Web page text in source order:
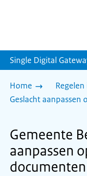
Single Digital
Home
Geslacht aanpassen
Gemeente
aanpassen
documenten